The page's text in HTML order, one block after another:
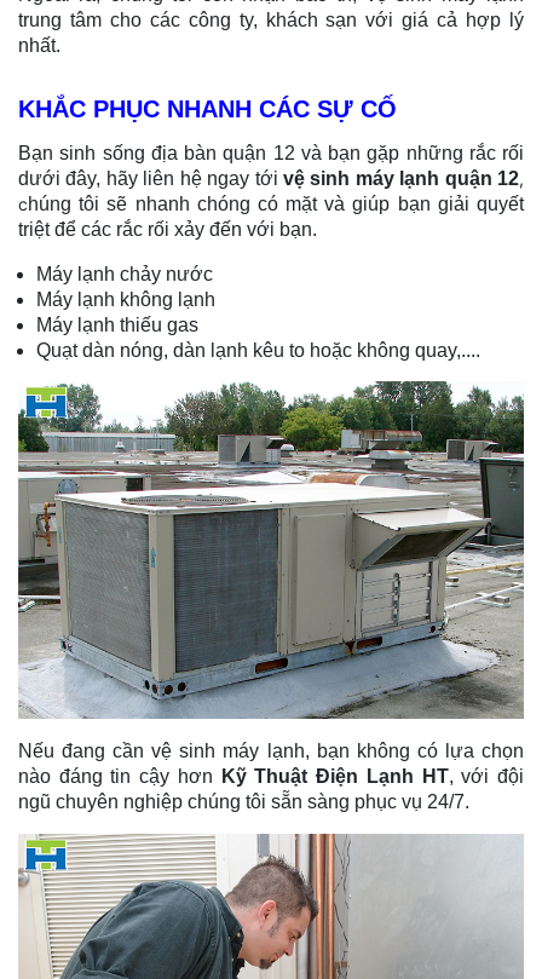
trung tâm cho các công ty, khách sạn với giá cả hợp lý
nhất.
KHẮC PHỤC NHANH CÁC SỰ CỐ
Bạn sinh sống địa bàn quận 12 và bạn gặp những rắc rối
dưới đây, hãy liên hệ ngay tới vệ sinh máy lạnh quận 12,
chúng tôi sẽ nhanh chóng có mặt và giúp bạn giải quyết
triệt để các rắc rối xảy đến với bạn.
Máy lạnh chảy nước
Máy lạnh không lạnh
Máy lạnh thiếu gas
Quạt dàn nóng, dàn lạnh kêu to hoặc không quay,....
Nếu đang cần vệ sinh máy lạnh, bạn không có lựa chọn
nào đáng tin cậy hơn
Kỹ Thuật Điện Lạnh HT, với đội
ngũ chuyên nghiệp chúng tôi sẵn sàng phục vụ 24/7.